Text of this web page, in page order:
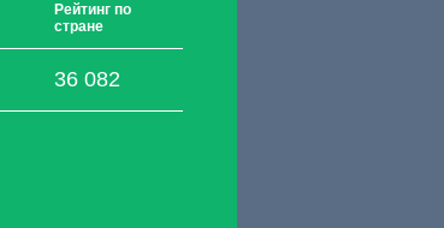
Рейтинг по
стране
36 082